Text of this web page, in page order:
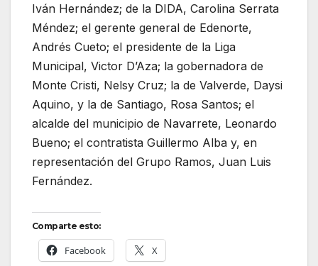
Iván Hernández; de la DIDA, Carolina Serrata
Méndez; el gerente general de Edenorte,
Andrés Cueto; el presidente de la Liga
Municipal, Victor D’Aza; la gobernadora de
Monte Cristi, Nelsy Cruz; la de Valverde, Daysi
Aquino, y la de Santiago, Rosa Santos; el
alcalde del municipio de Navarrete, Leonardo
Bueno; el contratista Guillermo Alba y, en
representación del Grupo Ramos, Juan Luis
Fernández.
Comparte esto:
Facebook X